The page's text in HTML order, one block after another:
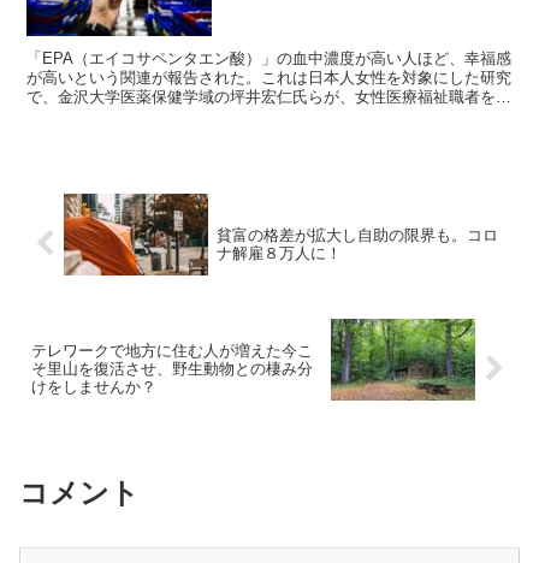
「EPA（エイコサペンタエン酸）」の血中濃度が高い人ほど、幸福感
が高いという関連が報告された。これは日本人女性を対象にした研究
で、金沢大学医薬保健学域の坪井宏仁氏らが、女性医療福祉職者を対
貧富の格差が拡大し自助の限界も。コロ
ナ解雇８万人に！
テレワークで地方に住む人が増えた今こ
そ里山を復活させ、野生動物との棲み分
けをしませんか？
コメント